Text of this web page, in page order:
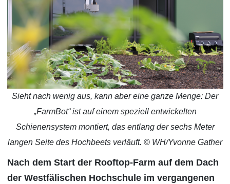
Sieht nach wenig aus, kann aber eine ganze Menge: Der
„FarmBot“ ist auf einem speziell entwickelten
Schienensystem montiert, das entlang der sechs Meter
langen Seite des Hochbeets verläuft. © WH/Yvonne Gather
Nach dem Start der Rooftop-Farm auf dem Dach
der Westfälischen Hochschule im vergangenen